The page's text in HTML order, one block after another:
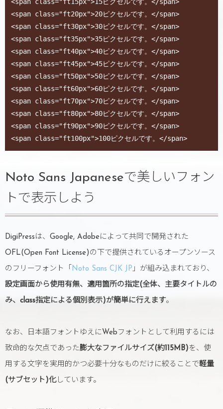
<span class="ft20px">20ピクセルです。</span>
<span class="ft30px">30ピクセルです。</span>
<span class="ft35px">35ピクセルです。</span>
<span class="ft40px">40ピクセルです。</span>
<span class="ft45px">45ピクセルです。</span>
<span class="ft50px">50ピクセルです。</span>
<span class="ft60px">60ピクセルです。</span>
<span class="ft70px">70ピクセルです。</span>
<span class="ft80px">80ピクセルです。</span>
<span class="ft90px">90ピクセルです。</span>
<span class="ft100px">100ピクセルです。</span>
Noto Sans Japaneseで美しいフォン
トで表示しよう
DigiPressは、Google, Adobeによって共同で開発された
OFL(Open Font License)の下で提供されているオープンソース
のフリーフォント「 Noto Sans CJK JP 」が組み込まれており、
設定画面から使用有無、適用箇所の指定(全体、主要タイトルの
み、class指定による個別表示)が簡単に行えます 。
なお、日本語フォントゆえにWebフォントとして利用するには
致命的な欠点であった膨大なファイルサイズ(約115MB) を、使
用する文字を実用的かつ必要十分なものだけに絞ることで軽量
(サブセット)化しています。